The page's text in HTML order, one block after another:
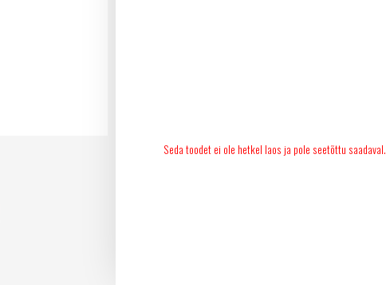
Seda toodet ei ole hetkel laos ja pole seetõttu saadaval.